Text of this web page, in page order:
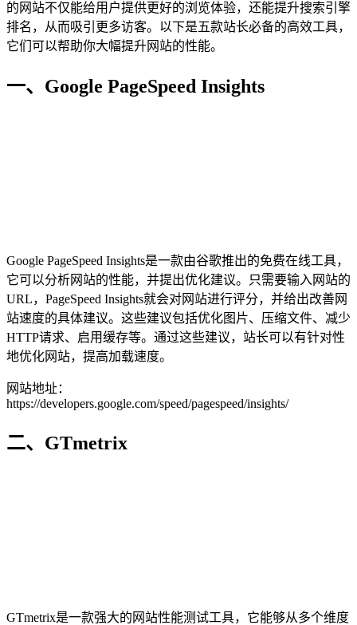
的网站不仅能给用户提供更好的浏览体验，还能提升搜索引擎
排名，从而吸引更多访客。以下是五款站长必备的高效工具，
它们可以帮助你大幅提升网站的性能。
一、Google PageSpeed Insights
Google PageSpeed Insights是一款由谷歌推出的免费在线工具，
它可以分析网站的性能，并提出优化建议。只需要输入网站的
URL，PageSpeed Insights就会对网站进行评分，并给出改善网
站速度的具体建议。这些建议包括优化图片、压缩文件、减少
HTTP请求、启用缓存等。通过这些建议，站长可以有针对性
地优化网站，提高加载速度。
网站地址：
https://developers.google.com/speed/pagespeed/insights/
二、GTmetrix
GTmetrix是一款强大的网站性能测试工具，它能够从多个维度